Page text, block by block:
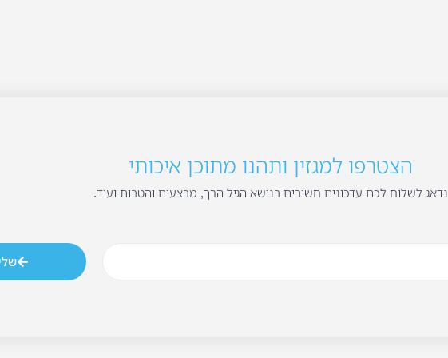
הצטרפו למגזין ותהנו מתוכן איכותי
נדאג לשלוח לכם עדכונים חשובים בנושא הגיל הרך, מבצעים והטבות ועוד.